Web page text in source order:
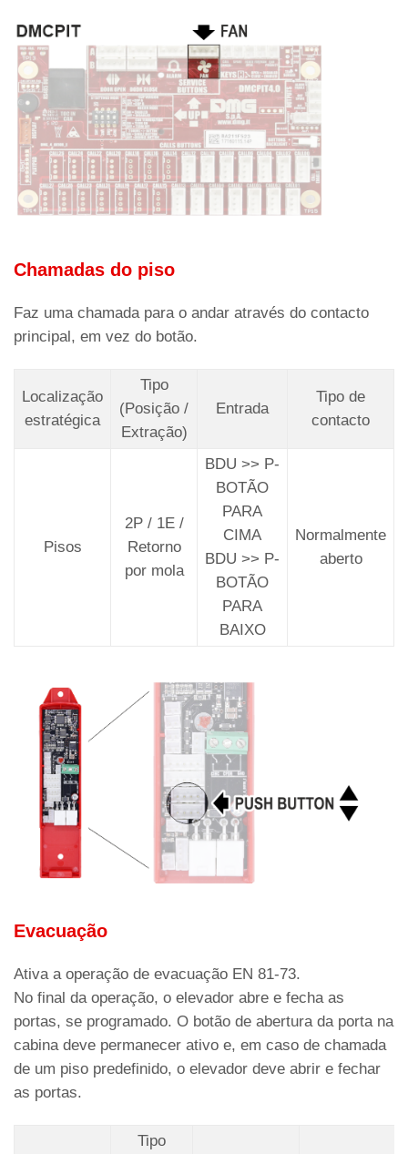
Chamadas do piso
Faz uma chamada para o andar através do contacto
principal, em vez do botão.
Localização
estratégica
Tipo
(Posição /
Extração)
Entrada
Tipo de
contacto
Pisos
2P / 1E /
Retorno
por mola
BDU >> P-
BOTÃO
PARA
CIMA
BDU >> P-
BOTÃO
PARA
BAIXO
Normalmente
aberto
Evacuação
Ativa a operação de evacuação EN 81-73.
No final da operação, o elevador abre e fecha as
portas, se programado. O botão de abertura da porta na
cabina deve permanecer ativo e, em caso de chamada
de um piso predefinido, o elevador deve abrir e fechar
as portas.
Tipo